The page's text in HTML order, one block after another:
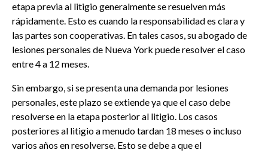
etapa previa al litigio generalmente se resuelven más
rápidamente. Esto es cuando la responsabilidad es clara y
las partes son cooperativas. En tales casos, su abogado de
lesiones personales de Nueva York puede resolver el caso
entre 4 a 12 meses.
Sin embargo, si se presenta una demanda por lesiones
personales, este plazo se extiende ya que el caso debe
resolverse en la etapa posterior al litigio. Los casos
posteriores al litigio a menudo tardan 18 meses o incluso
varios años en resolverse. Esto se debe a que el